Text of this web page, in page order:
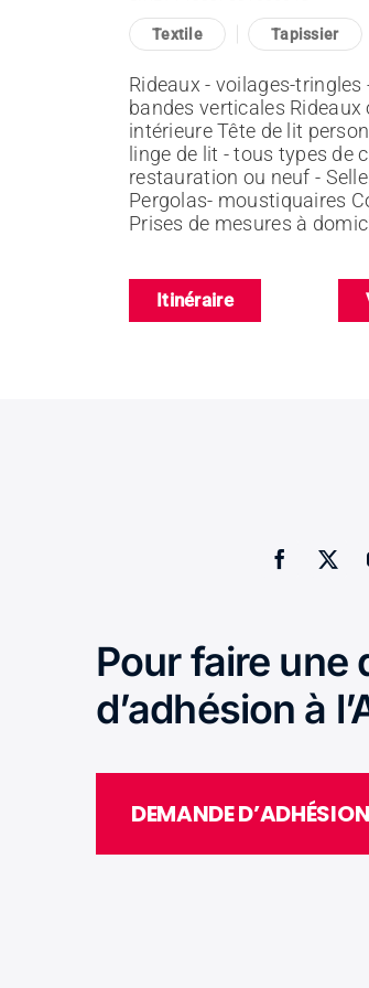
Textile Tapissier
Rideaux - voilages-
bandes verticales
intérieure Tête de lit
linge de lit - tous types de
restauration ou neuf -
Pergolas- moustiquaires
Prises de mesures à
Itinéraire
Pour faire une
d’adhésion à
DEMANDE D’ADHÉSION